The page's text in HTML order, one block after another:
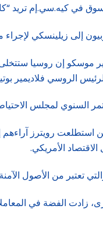
في كيه.سي.إم تريد “كان
إلى زيلينسكي
موسكو إن روسيا
الروسي فلاديمير
السنوي لمجلس
استطلعت رويترز
الأمريكي.
تعتبر من الأصول